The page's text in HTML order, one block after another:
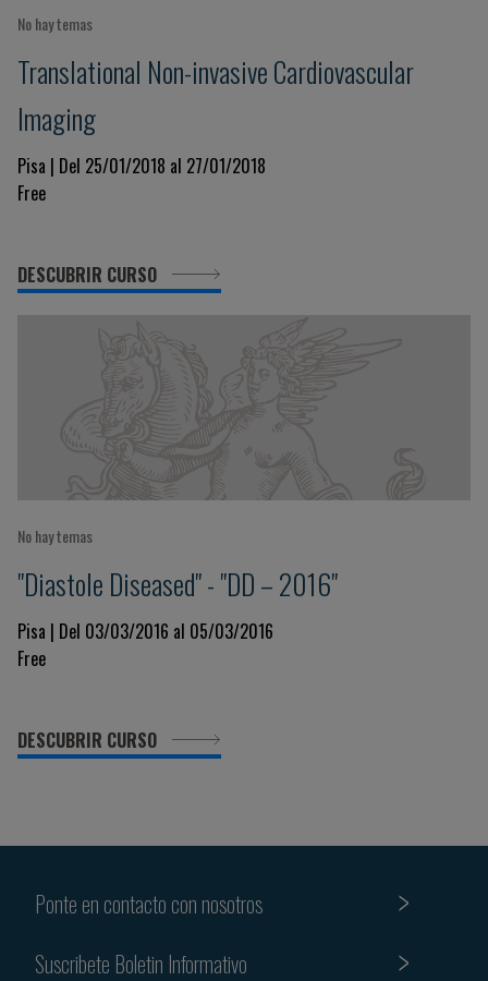
No hay temas
Translational Non-invasive Cardiovascular
Imaging
Pisa | Del 25/01/2018 al 27/01/2018
Free
DESCUBRIR CURSO
No hay temas
"Diastole Diseased" - "DD – 2016"
Pisa | Del 03/03/2016 al 05/03/2016
Free
DESCUBRIR CURSO
Ponte en contacto con nosotros
Suscribete Boletin Informativo